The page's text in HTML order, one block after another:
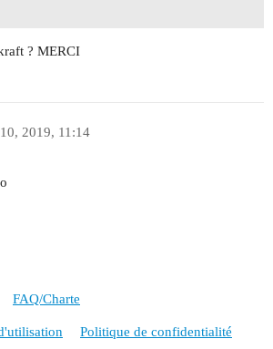
? MERCI
2019, 11:14
FAQ/Charte
Politique de confidentialité